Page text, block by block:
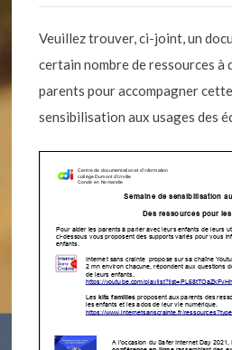
Veuillez trouver, ci-joint, un
certain nombre de ressources à
parents pour accompagner
sensibilisation aux usages des